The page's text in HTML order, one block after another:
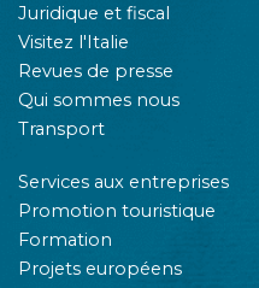
Juridique et fiscal
Visitez l'Italie
Revues de presse
Qui sommes nous
Transport
Services aux entreprises
Promotion touristique
Formation
Projets européens